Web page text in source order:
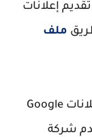
إعلانات
ملف
نستخدم إعلانات Google
شركة